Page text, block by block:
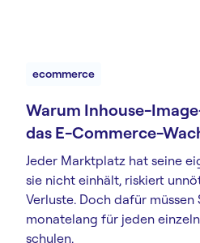
ecommerce
Warum Inhouse-
das E-Commerce-
Jeder Marktplatz hat seine
sie nicht einhält, riskiert
Verluste. Doch dafür müssen
monatelang für jeden
schulen.